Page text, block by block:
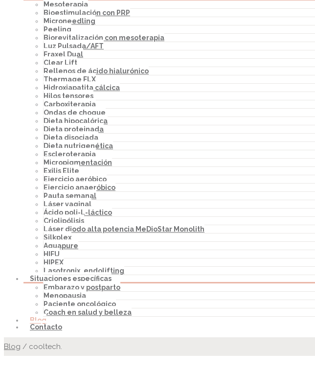
Mesoterapia
Bioestimulación con PRP
Microneedling
Peeling
Biorevitalización con mesoterapia
Luz Pulsada/AFT
Fraxel Dual
Clear Lift
Rellenos de ácido hialurónico
Thermage FLX
Hidroxiapatita cálcica
Hilos tensores
Carboxiterapia
Ondas de choque
Dieta hipocalórica
Dieta proteinada
Dieta disociada
Dieta nutrigenética
Escleroterapia
Micropigmentación
Exilis Elite
Ejercicio aeróbico
Ejercicio anaeróbico
Pauta semanal
Láser vaginal
Ácido poli-L-láctico
Criolipólisis
Láser diodo alta potencia MeDioStar Monolith
Silkplex
Aquapure
HIFU
HIPEX
Lasotronix, endolifting
Situaciones específicas
Embarazo y postparto
Menopausia
Paciente oncológico
Coach en salud y belleza
Blog
Contacto
Blog / cooltech.